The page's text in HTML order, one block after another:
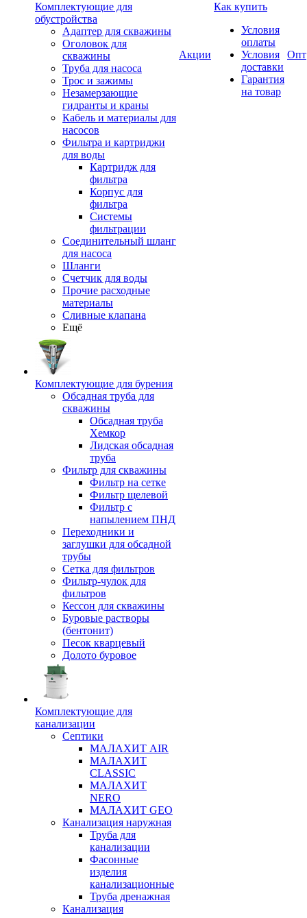
Комплектующие для
обустройства
Адаптер для скважины
Оголовок для
скважины
Труба для насоса
Трос и зажимы
Незамерзающие
гидранты и краны
Кабель и материалы для
насосов
Фильтра и картриджи
для воды
Картридж для
фильтра
Корпус для
фильтра
Системы
фильтрации
Соединительный шланг
для насоса
Шланги
Счетчик для воды
Прочие расходные
материалы
Сливные клапана
Ещё
Комплектующие для бурения
Обсадная труба для
скважины
Обсадная труба
Хемкор
Лидская обсадная
труба
Фильтр для скважины
Фильтр на сетке
Фильтр щелевой
Фильтр с
напылением ПНД
Переходники и
заглушки для обсадной
трубы
Сетка для фильтров
Фильтр-чулок для
фильтров
Кессон для скважины
Буровые растворы
(бентонит)
Песок кварцевый
Долото буровое
Комплектующие для
канализации
Септики
МАЛАХИТ AIR
МАЛАХИТ
CLASSIC
МАЛАХИТ
NERO
МАЛАХИТ GEO
Канализация наружная
Труба для
канализации
Фасонные
изделия
канализационные
Труба дренажная
Канализация
Акции
Как купить
Условия
оплаты
Условия
доставки
Гарантия
на товар
Опт